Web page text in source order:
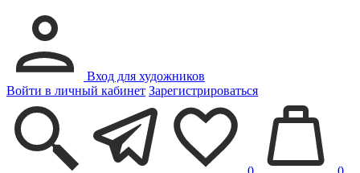
Вход для художников
Войти в личный кабинет Зарегистрироваться